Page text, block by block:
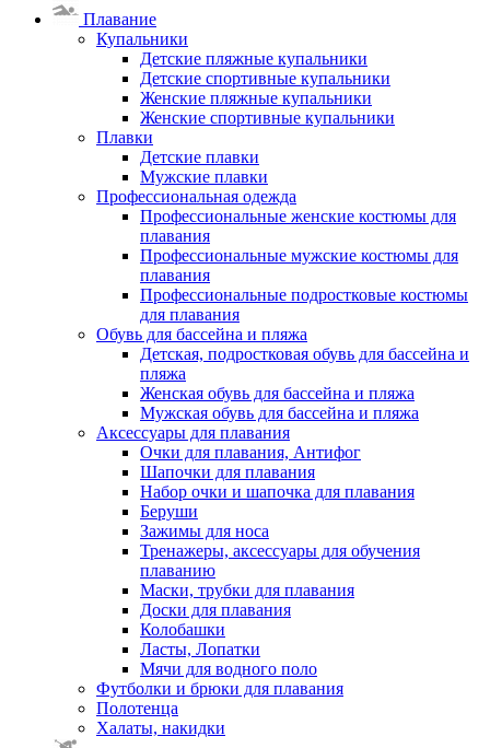
Плавание
Купальники
Детские пляжные купальники
Детские спортивные купальники
Женские пляжные купальники
Женские спортивные купальники
Плавки
Детские плавки
Мужские плавки
Профессиональная одежда
Профессиональные женские костюмы для
плавания
Профессиональные мужские костюмы для
плавания
Профессиональные подростковые костюмы
для плавания
Обувь для бассейна и пляжа
Детская, подростковая обувь для бассейна и
пляжа
Женская обувь для бассейна и пляжа
Мужская обувь для бассейна и пляжа
Аксессуары для плавания
Очки для плавания, Антифог
Шапочки для плавания
Набор очки и шапочка для плавания
Беруши
Зажимы для носа
Тренажеры, аксессуары для обучения
плаванию
Маски, трубки для плавания
Доски для плавания
Колобашки
Ласты, Лопатки
Мячи для водного поло
Футболки и брюки для плавания
Полотенца
Халаты, накидки